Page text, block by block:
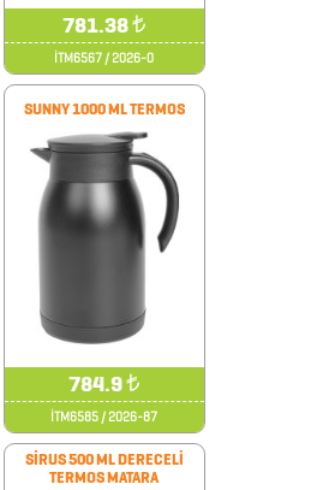
781.38₺
İTM6567 / 2026-0
SUNNY 1000 ML TERMOS
784.9₺
İTM6585 / 2026-87
SİRUS 500 ML DERECELİ
TERMOS MATARA